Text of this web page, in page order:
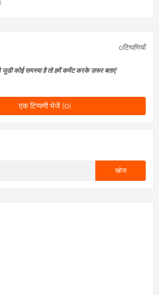
0टिप्पणियाँ
कोई समस्या है तो हमें कमेंट करके ज़रूर बताएं
एक टिप्पणी भेजें (0)